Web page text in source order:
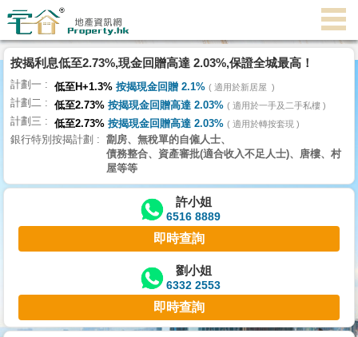
理
主
頁
搵
樓/
交
業
主
宅
按揭利息低至2.73%,現金回贈高達 2.03%,保證全城最高！
計劃一 低至H+1.3% 按揭現金回贈 2.1% 適用於新居屋
計劃二 低至2.73% 按揭現金回贈高達 2.03% 適用於一手及二手私樓
計劃三 低至2.73% 按揭現金回贈高達 2.03% 適用於轉按套現
銀行特別按揭計劃
劏房、無稅單的自僱人士、
債務整合、資產審批(適合收入不足人士)、唐樓、村
屋等等
許小姐
6516 8889
即時查詢
劉小姐
6332 2553
即時查詢